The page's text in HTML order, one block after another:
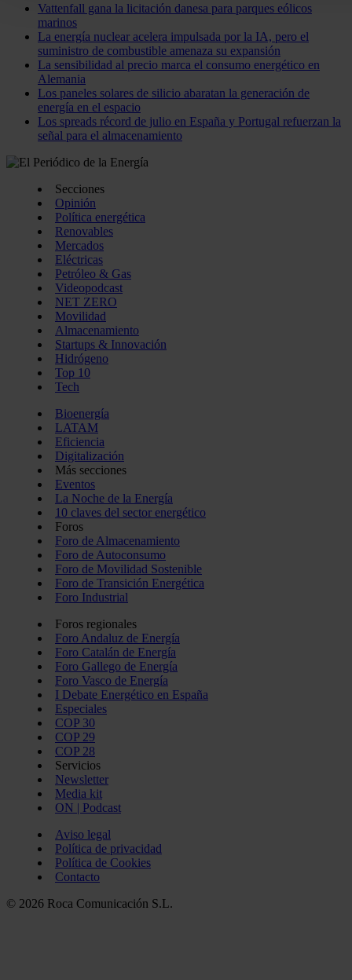
funciones de redes sociales y analizar el tráfico. Además,
uso que haga del sitio web con nuestros partners de redes
quienes pueden combinarla con otra información que les
recopilado a partir del uso que haya hecho de sus servicios.
Vattenfall gana la licitación danesa para parques eólicos
marinos
La energía nuclear acelera impulsada por la IA, pero el
suministro de combustible amenaza su expansión
La sensibilidad al precio marca el consumo energético en
Alemania
Los paneles solares de silicio abaratan la generación de
energía en el espacio
Los spreads récord de julio en España y Portugal refuerzan la
señal para el almacenamiento
Secciones
Opinión
Política energética
Renovables
Mercados
Eléctricas
Petróleo & Gas
Videopodcast
NET ZERO
Movilidad
Almacenamiento
Startups & Innovación
Hidrógeno
Top 10
Tech
Bioenergía
LATAM
Eficiencia
Digitalización
Más secciones
Eventos
La Noche de la Energía
10 claves del sector energético
Foros
Foro de Almacenamiento
Foro de Autoconsumo
Foro de Movilidad Sostenible
Foro de Transición Energética
Foro Industrial
Foros regionales
Foro Andaluz de Energía
Foro Catalán de Energía
Foro Gallego de Energía
Foro Vasco de Energía
I Debate Energético en España
Especiales
COP 30
COP 29
COP 28
Servicios
Newsletter
Media kit
ON | Podcast
Aviso legal
Política de privacidad
Política de Cookies
Contacto
© 2026 Roca Comunicación S.L.